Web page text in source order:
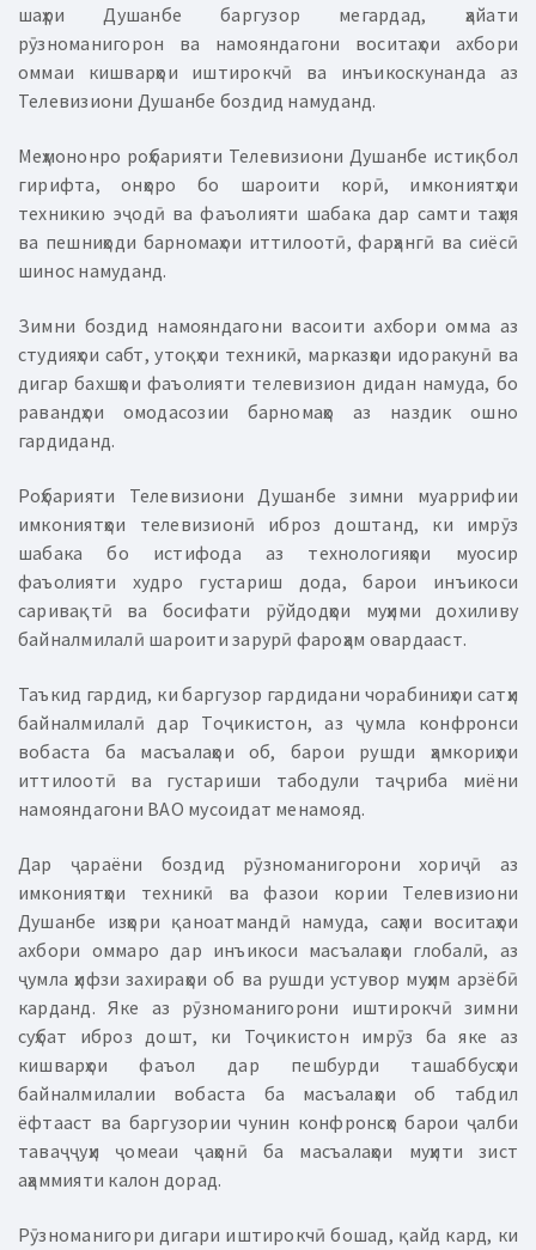
шаҳри Душанбе баргузор мегардад, ҳайати
рӯзноманигорон ва намояндагони воситаҳои ахбори
оммаи кишварҳои иштирокчӣ ва инъикоскунанда аз
Телевизиони Душанбе боздид намуданд.
Меҳмононро роҳбарияти Телевизиони Душанбе истиқбол
гирифта, онҳоро бо шароити корӣ, имкониятҳои
техникию эҷодӣ ва фаъолияти шабака дар самти таҳия
ва пешниҳоди барномаҳои иттилоотӣ, фарҳангӣ ва сиёсӣ
шинос намуданд.
Зимни боздид намояндагони васоити ахбори омма аз
студияҳои сабт, утоқҳои техникӣ, марказҳои идоракунӣ ва
дигар бахшҳои фаъолияти телевизион дидан намуда, бо
равандҳои омодасозии барномаҳо аз наздик ошно
гардиданд.
Роҳбарияти Телевизиони Душанбе зимни муаррифии
имкониятҳои телевизионӣ иброз доштанд, ки имрӯз
шабака бо истифода аз технологияҳои муосир
фаъолияти худро густариш дода, барои инъикоси
саривақтӣ ва босифати рӯйдодҳои муҳими дохиливу
байналмилалӣ шароити зарурӣ фароҳам овардааст.
Таъкид гардид, ки баргузор гардидани чорабиниҳои сатҳи
байналмилалӣ дар Тоҷикистон, аз ҷумла конфронси
вобаста ба масъалаҳои об, барои рушди ҳамкориҳои
иттилоотӣ ва густариши табодули таҷриба миёни
намояндагони ВАО мусоидат менамояд.
Дар ҷараёни боздид рӯзноманигорони хориҷӣ аз
имкониятҳои техникӣ ва фазои кории Телевизиони
Душанбе изҳори қаноатмандӣ намуда, саҳми воситаҳои
ахбори оммаро дар инъикоси масъалаҳои глобалӣ, аз
ҷумла ҳифзи захираҳои об ва рушди устувор муҳим арзёбӣ
карданд. Яке аз рӯзноманигорони иштирокчӣ зимни
суҳбат иброз дошт, ки Тоҷикистон имрӯз ба яке аз
кишварҳои фаъол дар пешбурди ташаббусҳои
байналмилалии вобаста ба масъалаҳои об табдил
ёфтааст ва баргузории чунин конфронсҳо барои ҷалби
таваҷҷуҳи ҷомеаи ҷаҳонӣ ба масъалаҳои муҳити зист
аҳаммияти калон дорад.
Рӯзноманигори дигари иштирокчӣ бошад, қайд кард, ки